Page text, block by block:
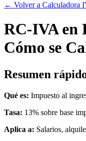
← Volver a Calculadora
RC-IVA en
Cómo se
Resumen
Qué es: Impuesto al
Tasa: 13% sobre base
Aplica a: Salarios,